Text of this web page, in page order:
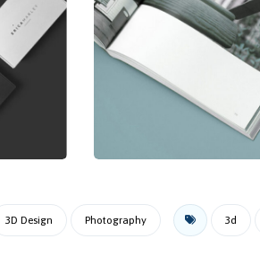
3D Design Photography 3d